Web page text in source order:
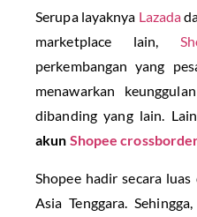
Serupa layaknya Lazada
marketplace lain,
perkembangan yang
menawarkan
dibanding yang lain.
akun Shopee
Shopee hadir secara
Asia Tenggara.